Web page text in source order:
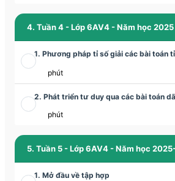
4. Tuần 4 - Lớp 6AV4 - Năm học
1. Phương pháp tỉ số giải các bài toán
phút
2. Phát triển tư duy qua các bài toán
phút
5. Tuần 5 - Lớp 6AV4 - Năm học
1. Mở đầu về tập hợp